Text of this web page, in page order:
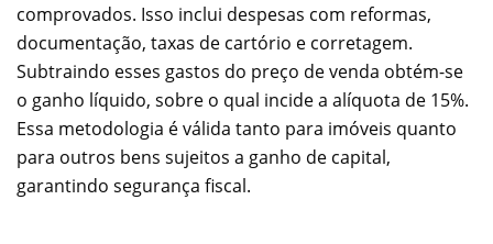
comprovados. Isso inclui despesas com reformas,
documentação, taxas de cartório e corretagem.
Subtraindo esses gastos do preço de venda obtém-se
o ganho líquido, sobre o qual incide a alíquota de 15%.
Essa metodologia é válida tanto para imóveis quanto
para outros bens sujeitos a ganho de capital,
garantindo segurança fiscal.